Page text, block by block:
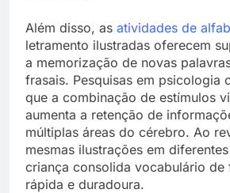
Além disso, as atividades de
letramento ilustradas oferecem
a memorização de novas
frasais. Pesquisas em psicologia
que a combinação de estímulos
aumenta a retenção de
múltiplas áreas do cérebro. Ao
mesmas ilustrações em
criança consolida vocabulário de
rápida e duradoura.